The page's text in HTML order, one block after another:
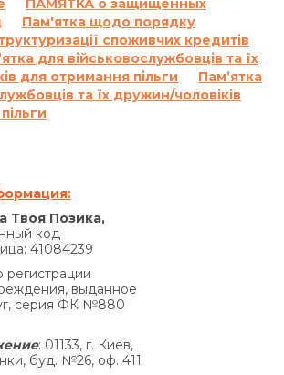
Комиссии и/или на
сумму Кредита, и не
ранее начисленные проценты
625 Гражданского кодекса
Украины.
не начисляет проценты годовых
гривен 00 копеек.
основании Договора и других
уплате Заемщиком за
исполнения обязательств на
не может превышать
суммы Кредита, полученной
увеличена по договоренности
Пам'ятка щодо порядку
споживчих кредитів
для військовослужбовців та їх
для отримання пільги
Пам’ятка
та їх дружин/чоловіків
Твоя Позика,
код
41084239
регистрации
выданное
серия ФК №880
: 01133, г. Киев,
буд. №26, оф. 411